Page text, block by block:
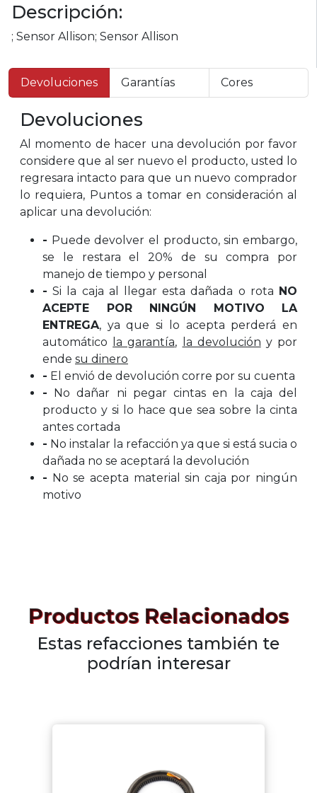
Descripción:
; Sensor Allison; Sensor Allison
Devoluciones Garantías Cores
Devoluciones
Al momento de hacer una devolución por favor
considere que al ser nuevo el producto, usted lo
regresara intacto para que un nuevo comprador
lo requiera, Puntos a tomar en consideración al
aplicar una devolución:
- Puede devolver el producto, sin embargo,
se le restara el 20% de su compra por
manejo de tiempo y personal
- Si la caja al llegar esta dañada o rota NO
ACEPTE POR NINGÚN MOTIVO LA
ENTREGA, ya que si lo acepta perderá en
automático
la garantía, la devolución y por
ende su dinero
- El envió de devolución corre por su cuenta
- No dañar ni pegar cintas en la caja del
producto y si lo hace que sea sobre la cinta
antes cortada
- No instalar la refacción ya que si está sucia o
dañada no se aceptará la devolución
- No se acepta material sin caja por ningún
motivo
Productos Relacionados
Estas refacciones también te
podrían interesar